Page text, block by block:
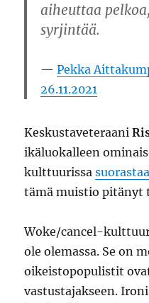
aiheuttaa
syrjintää.
Pekka
26.11.2021
Keskustaveteraani
ikäluokalleen
kulttuurissa
tämä muistio pitänyt
Woke/cancel-
ole olemassa. Se on
oikeistopopulistit
vastustajakseen.